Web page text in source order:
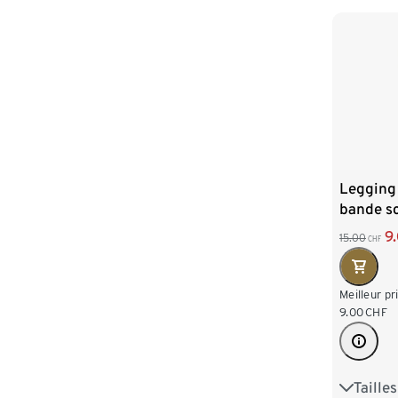
XXL 52/
bande
15.00 CHF
Meilleur
9.00CHF
S 36/38